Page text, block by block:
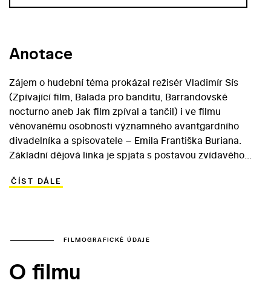
Anotace
Zájem o hudební téma prokázal režisér Vladimír Sís
(Zpívající film, Balada pro banditu, Barrandovské
nocturno aneb Jak film zpíval a tančil) i ve filmu
věnovanému osobnosti významného avantgardního
divadelníka a spisovatele – Emila Františka Buriana.
Základní dějová linka je spjata s postavou zvídavého
nejvíc. Dostává se tak na výstavu v pražském paláci U
Polívky Trosečník… Místo tradičního střihového
napůl hrané a napůl dokumentární koláže, která se
ČÍST DÁLE
FILMOGRAFICKÉ ÚDAJE
O filmu